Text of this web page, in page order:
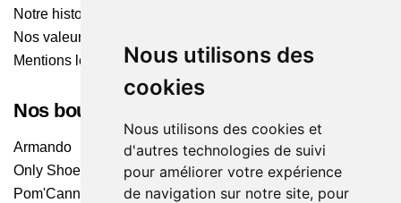
Nous utilisons des
cookies
Nous utilisons des cookies et
d'autres technologies de suivi
pour améliorer votre expérience
de navigation sur notre site, pour
Notre histoire
Nos valeurs
Mentions légales
Nos boutiques
Armando
Only Shoes
Pom'Cannelle